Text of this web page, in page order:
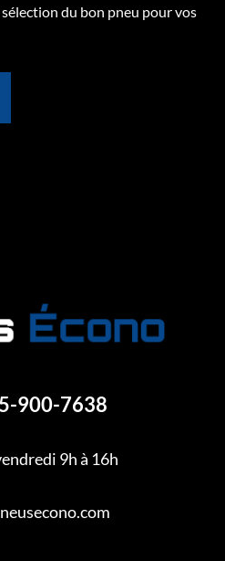
du bon pneu pour vos
900-7638
9h à 16h